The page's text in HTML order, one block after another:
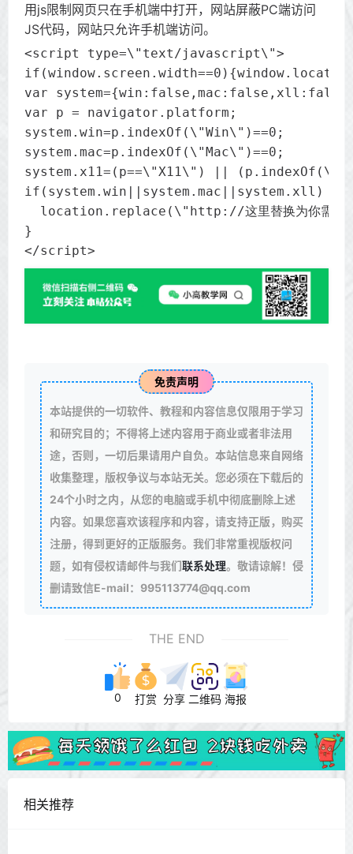
用js限制网页只在手机端中打开，网站屏蔽PC端访问
JS代码，网站只允许手机端访问。
<script type=\"text/javascript\">
var
var p = navigator.platform;
system.win=p.indexOf(\"Win\")==0;
system.mac=p.indexOf(\"Mac\")==0;
system.x11=(p==\"X11\") ||
if(system.win||system.mac||system.xll) {
location.replace(\"http://这里替换为你需要
}
</script>
免责声明
本站提供的一切软件、教程和内容信息仅限用于学习
和研究目的；不得将上述内容用于商业或者非法用
途，否则，一切后果请用户自负。本站信息来自网络
收集整理，版权争议与本站无关。您必须在下载后的
24个小时之内，从您的电脑或手机中彻底删除上述
内容。如果您喜欢该程序和内容，请支持正版，购买
注册，得到更好的正版服务。我们非常重视版权问
题，如有侵权请邮件与我们联系处理。敬请谅解！侵
删请致信E-mail：995113774@qq.com
THE END
0 打赏 分享 二维码 海报
相关推荐